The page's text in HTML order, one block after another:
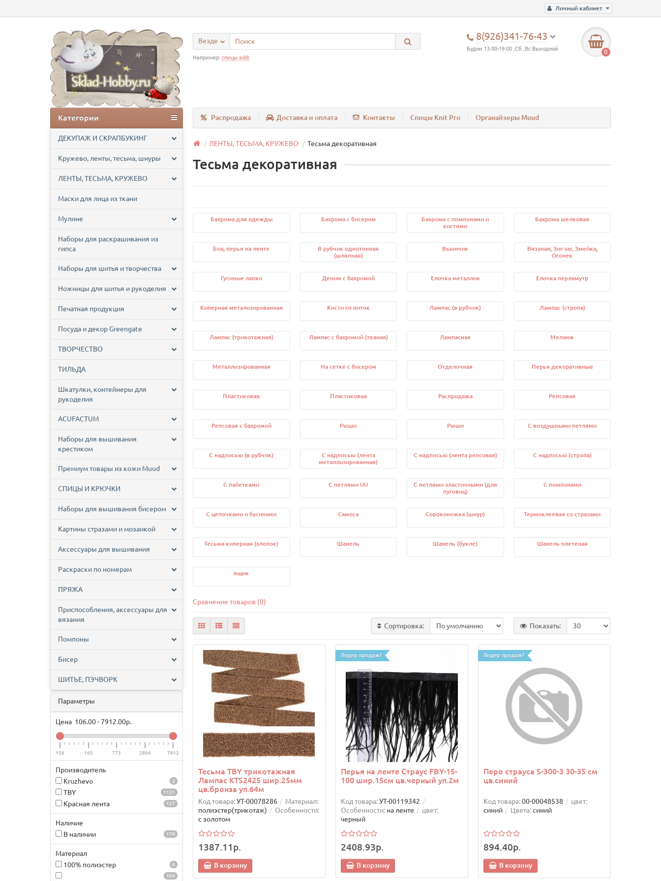
Личный кабинет
8(926)341-76-43
Будни 13:00-19:00 ,Сб ,Вс Выходной 0
Везде
Например: спицы addi
Распродажа Доставка и оплата Контакты Спицы Knit Pro Органайзеры Muud
Категории
ДЕКУПАЖ И СКРАПБУКИНГ
Кружево, ленты, тесьма, шнуры
ЛЕНТЫ, ТЕСЬМА, КРУЖЕВО
Маски для лица из ткани
Мулине
Наборы для раскрашивания из
гипса
Наборы для шитья и творчества
Ножницы для шитья и рукоделия
Печатная продукция
Посуда и декор Greengate
ТВОРЧЕСТВО
ТИЛЬДА
Шкатулки, контейнеры для
рукоделия
ACUFACTUM
Наборы для вышивания
крестиком
Премиум товары из кожи Muud
СПИЦЫ И КРЮЧКИ
Наборы для вышивания бисером
Картины стразами и мозаикой
Аксессуары для вышивания
Раскраски по номерам
ПРЯЖА
Приспособления, аксессуары для
вязания
Помпоны
Бисер
ШИТЬЕ, ПЭЧВОРК
ЛЕНТЫ, ТЕСЬМА, КРУЖЕВО Тесьма декоративная
Параметры
Цена 106.00-7912.00р.
106 165 773 2864 7912
Производитель
Kruzhevo
3
TBY 1131
Красная лента 127
Наличие
В наличии
174
Материал
100% полиэстер
6
164
Тесьма декоративная
Бахрома для одежды Бахрома с бисером
Бахрома с помпонами и
кистями
Бахрома шелковая
Боа, перья на ленте
В рубчик однотонная
(шляпная)
Вьюнчик
Вязаная, Зиг-заг, Змейка,
Огонек
Гусиные лапки Деним с бахромой Елочка металлик Елочка перламутр
Киперная метализированная Кисти из ниток Лампас (в рубчик) Лампас (стропа)
Лампас (трикотажная) Лампас с бахромой (тканая) Лампасная Меланж
Металлизированная На сетке с бисером Отделочная Перья декоративные
Пластиковая Пластиковая Распродажа Репсовая
Репсовая с бахромой Рюши Рюши С воздушными петлями
С надписью (в рубчик)
С надписью (лента
металлизированная)
С надписью (лента репсовая) С надписью (стропа)
С пайетками С петлями UU
С петлями эластичными (для
пуговиц)
С помпонами
С цепочками и бусинами Самоса Сороконожка (шнур) Термоклеевая со стразами
Тесьма киперная (хлопок) Шанель Шанель (букле) Шанель плетеная
ящик
Сравнение товаров (0)
Сортировка: Показать:
Тесьма TBY трикотажная
Лампас KTS2425 шир.25мм
цв.бронза уп.64м
Код товара:УТ-00078286
Материал:
полиэстер(трикотаж)
Особенности:
с золотом
1387.11р.
В корзину
Лидер продаж!
Перья на ленте Страус FBY-15-
100 шир.15см цв.черный уп.2м
Код товара:УТ-00119342
Особенности: на ленте
цвет:
черный
2408.93р.
В корзину
Лидер продаж!
Перо страуса S-300-3 30-35 см
цв.синий
Код товара:00-00048538
цвет:
синий
Цвета:синий
894.40р.
В корзину